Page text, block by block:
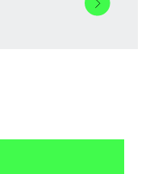
meer